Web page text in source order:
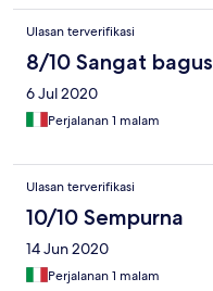
Ulasan terverifikasi
8/10 Sangat bagus
6 Jul 2020
Perjalanan 1 malam
Ulasan terverifikasi
10/10 Sempurna
14 Jun 2020
Perjalanan 1 malam